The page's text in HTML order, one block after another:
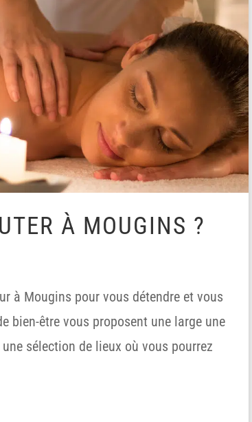
À MOUGINS ?
à Mougins pour vous détendre et vous
bien-être vous proposent une large une
sélection de lieux où vous pourrez